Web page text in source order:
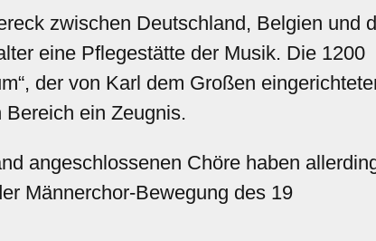
zwischen Deutschland, Belgien und
eine Pflegestätte der Musik. Die 1200
der von Karl dem Großen
ein Zeugnis.
angeschlossenen Chöre haben
Männerchor-Bewegung des 19